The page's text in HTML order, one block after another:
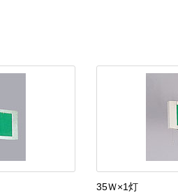
35Ｗ×1灯